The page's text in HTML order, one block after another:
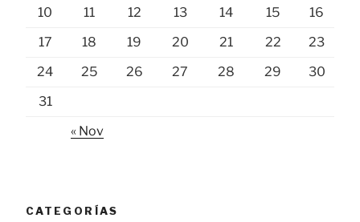
10
11 12 13 14 15
16
17
18 19 20 21 22
23
24
25 26 27 28 29
30
31
« Nov
CATEGORÍAS